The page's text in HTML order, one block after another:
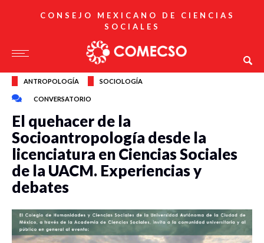
CONSEJO MEXICANO DE CIENCIAS
SOCIALES
ANTROPOLOGÍA SOCIOLOGÍA
CONVERSATORIO
El quehacer de la
Socioantropología desde la
licenciatura en Ciencias Sociales
de la UACM. Experiencias y
debates